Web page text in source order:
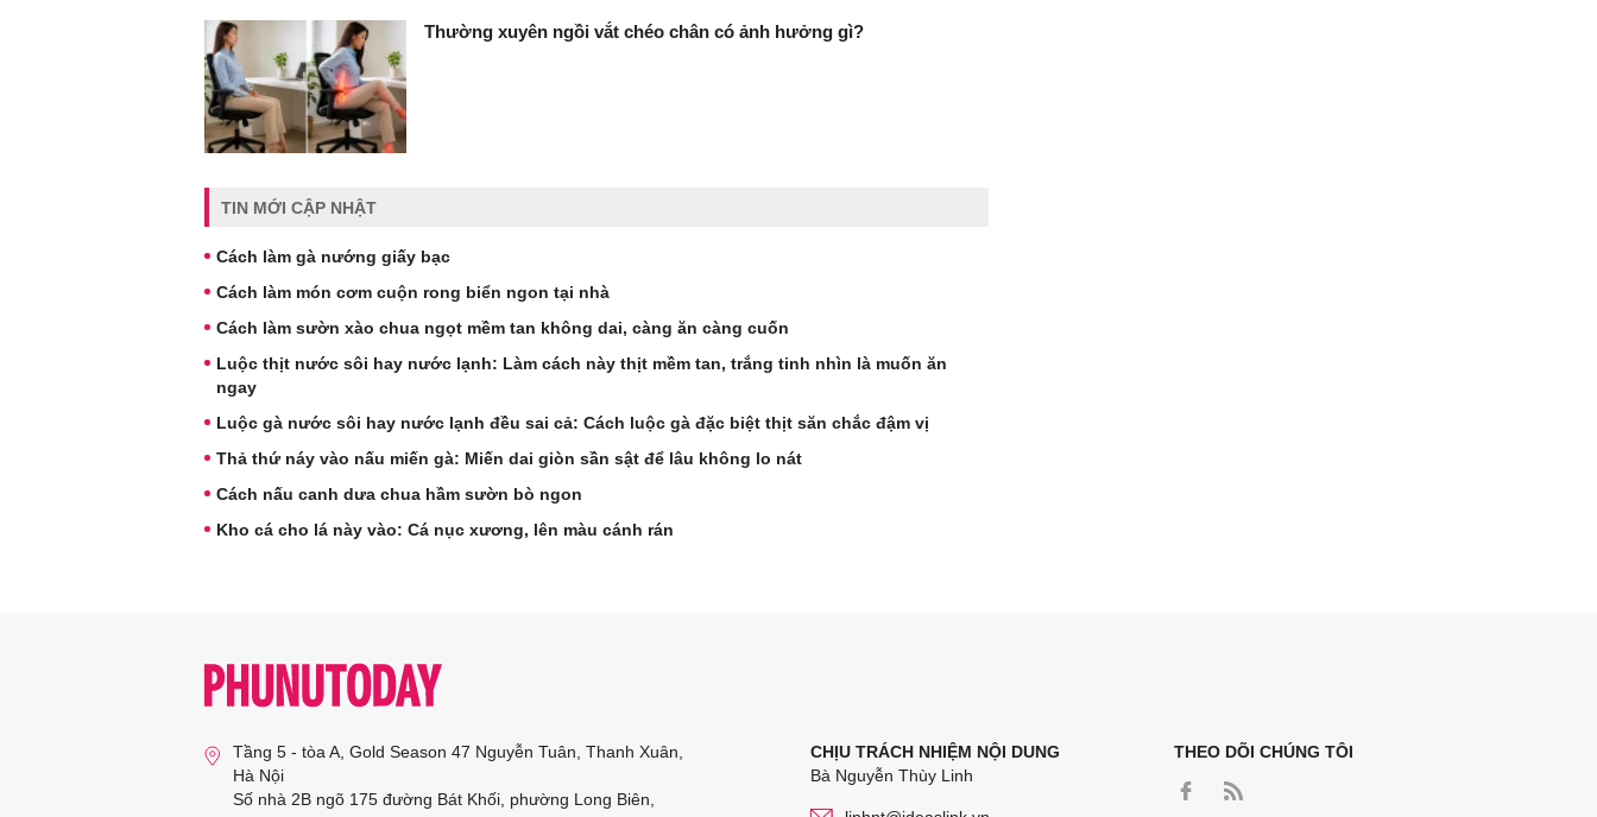
Thường xuyên ngồi vắt chéo chân có ảnh hưởng gì?
TIN MỚI CẬP NHẬT
Cách làm gà nướng giấy bạc
Cách làm món cơm cuộn rong biển ngon tại nhà
Cách làm sườn xào chua ngọt mềm tan không dai, càng ăn càng cuốn
Luộc thịt nước sôi hay nước lạnh: Làm cách này thịt mềm tan, trắng tinh nhìn là muốn ăn
ngay
Luộc gà nước sôi hay nước lạnh đều sai cả: Cách luộc gà đặc biệt thịt săn chắc đậm vị
Thả thứ náy vào nấu miến gà: Miến dai giòn sần sật để lâu không lo nát
Cách nấu canh dưa chua hầm sườn bò ngon
Kho cá cho lá này vào: Cá nục xương, lên màu cánh rán
Tầng 5 - tòa A, Gold Season 47 Nguyễn Tuân, Thanh Xuân,
Hà Nội
Số nhà 2B ngõ 175 đường Bát Khối, phường Long Biên,
CHỊU TRÁCH NHIỆM NỘI DUNG
Bà Nguyễn Thùy Linh
THEO DÕI CHÚNG TÔI